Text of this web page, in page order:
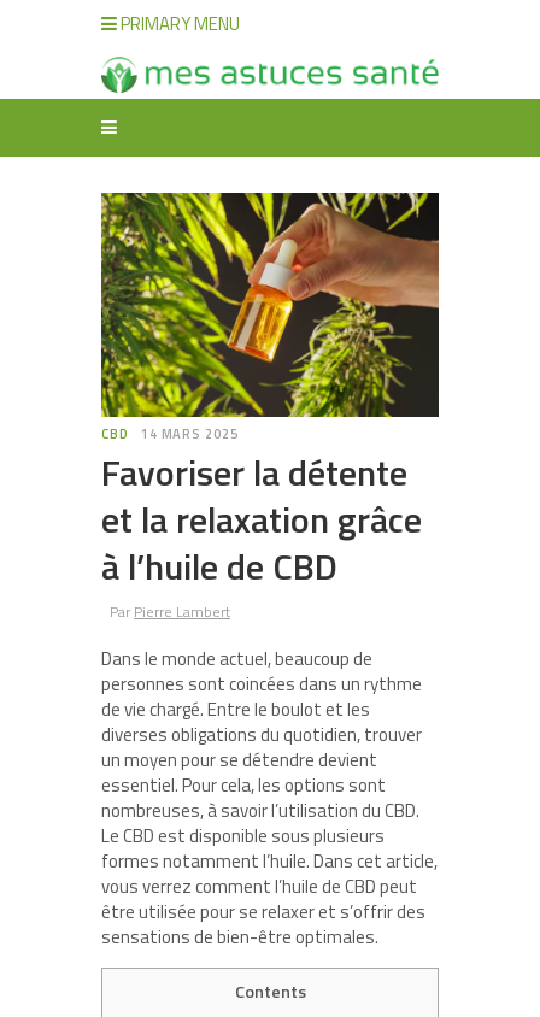
PRIMARY MENU
CBD 14 MARS 2025
Favoriser la détente
et la relaxation grâce
à l’huile de CBD
Par Pierre Lambert
Dans le monde actuel, beaucoup de
personnes sont coincées dans un rythme
de vie chargé. Entre le boulot et les
diverses obligations du quotidien, trouver
un moyen pour se détendre devient
essentiel. Pour cela, les options sont
nombreuses, à savoir l’utilisation du CBD.
Le CBD est disponible sous plusieurs
formes notamment l’huile. Dans cet article,
vous verrez comment l’huile de CBD peut
être utilisée pour se relaxer et s’offrir des
sensations de bien-être optimales.
Contents